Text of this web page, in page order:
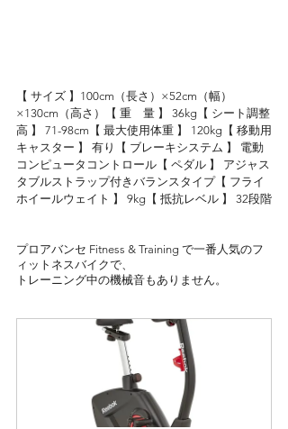
【 サイズ 】100cm（長さ）×52cm（幅）
×130cm（高さ）【 重　量 】 36kg【 シート調整
高 】 71-98cm【 最大使用体重 】 120kg【 移動用
キャスター 】 有り【 ブレーキシステム 】 電動
コンピュータコントロール【 ペダル 】 アジャス
タブルストラップ付きバランスタイプ【 フライ
ホイールウェイト 】 9kg【 抵抗レベル 】 32段階
プロアバンセ Fitness & Training で一番人気のフ
ィットネスバイクで、
トレーニング中の機械音もありません。